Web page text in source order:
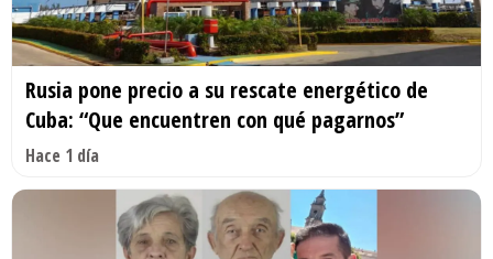
Rusia pone precio a su rescate energético de
Cuba: “Que encuentren con qué pagarnos”
Hace 1 día